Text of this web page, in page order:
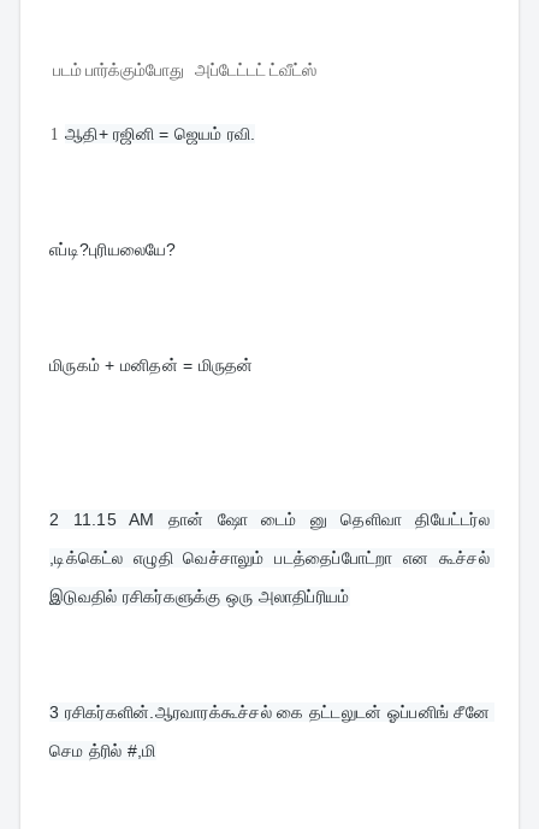
படம் பார்க்கும்போது அப்டேட்டட் ட்வீட்ஸ்
1 ஆதி+ ரஜினி = ஜெயம் ரவி.
எப்டி?புரியலையே?
மிருகம் + மனிதன் = மிருதன்
2 11.15 AM தான் ஷோ டைம் னு தெளிவா தியேட்டர்ல
,டிக்கெட்ல எழுதி வெச்சாலும் படத்தைப்போட்றா என கூச்சல்
இடுவதில் ரசிகர்களுக்கு ஒரு அலாதிப்ரியம்
3 ரசிகர்களின்.ஆரவாரக்கூச்சல் கை தட்டலுடன் ஓப்பனிங் சீனே
செம த்ரில் #,மி